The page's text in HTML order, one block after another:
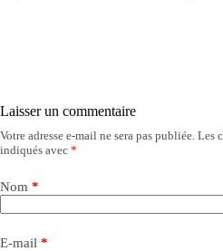
Laisser un commentaire
Votre adresse e-mail ne sera pas publiée. Les
indiqués avec *
Nom *
E-mail *